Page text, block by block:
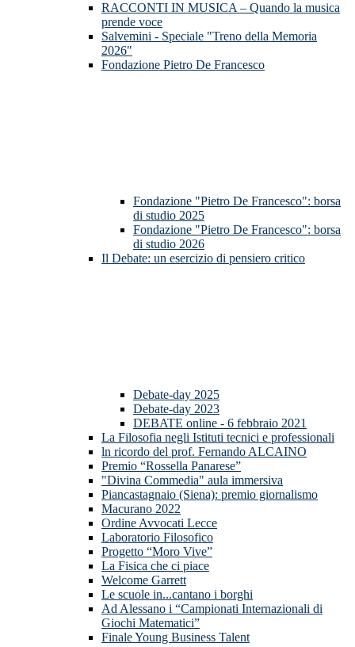
RACCONTI IN MUSICA – Quando la musica
prende voce
Salvemini - Speciale "Treno della Memoria
2026"
Fondazione Pietro De Francesco
Fondazione "Pietro De Francesco": borsa
di studio 2025
Fondazione "Pietro De Francesco": borsa
di studio 2026
Il Debate: un esercizio di pensiero critico
Debate-day 2025
Debate-day 2023
DEBATE online - 6 febbraio 2021
La Filosofia negli Istituti tecnici e professionali
ln ricordo del prof. Fernando ALCAINO
Premio “Rossella Panarese”
"Divina Commedia" aula immersiva
Piancastagnaio (Siena): premio giornalismo
Macurano 2022
Ordine Avvocati Lecce
Laboratorio Filosofico
Progetto “Moro Vive”
La Fisica che ci piace
Welcome Garrett
Le scuole in...cantano i borghi
Ad Alessano i “Campionati Internazionali di
Giochi Matematici”
Finale Young Business Talent